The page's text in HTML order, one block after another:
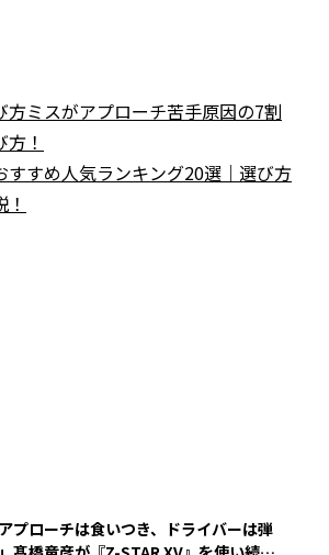
方ミスがアプローチ苦手原因の7割
！
すすめ人気ランキング20選｜選び方
アプローチは食いつき、ドライバーは弾